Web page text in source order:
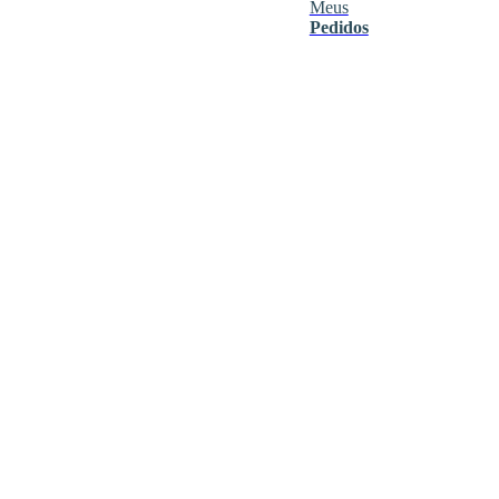
Meus
Pedidos